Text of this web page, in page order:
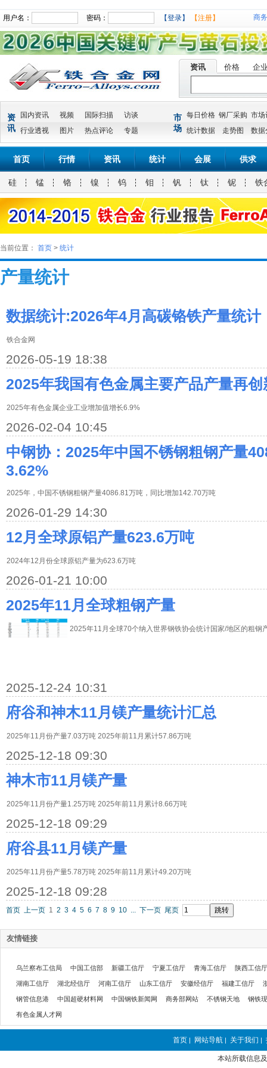
用户名： 密码： 【登录】 【注册】 商
资讯 价格 企
资
讯
国内资讯 视频 国际扫描
访谈
行业透视
图片 热点评论 专题
市
场
每日价格 钢厂采购 市场
统计数据
走势图 数据
首页 行情 资讯 统计 会展 供求
硅 锰 铬 镍 钨 钼 钒 钛 铌 铁
当前位置： 首页 > 统计
产量统计
数据统计:2026年4月高碳铬铁产量统计
铁合金网
2026-05-19 18:38
2025年我国有色金属主要产品产量再创
2025年有色金属企业工业增加值增长6.9%
2026-02-04 10:45
中钢协：2025年中国不锈钢粗钢产量
3.62%
2025年，中国不锈钢粗钢产量4086.81万吨，同比增加142.70万吨
2026-01-29 14:30
12月全球原铝产量623.6万吨
2024年12月份全球原铝产量为623.6万吨
2026-01-21 10:00
2025年11月全球粗钢产量
2025年11月全球70个纳入世界钢铁协会统计国家/地区的粗钢
2025-12-24 10:31
府谷和神木11月镁产量统计汇总
2025年11月份产量7.03万吨 2025年前11月累计57.86万吨
2025-12-18 09:30
神木市11月镁产量
2025年11月份产量1.25万吨 2025年前11月累计8.66万吨
2025-12-18 09:29
府谷县11月镁产量
2025年11月份产量5.78万吨 2025年前11月累计49.20万吨
2025-12-18 09:28
首页 上一页 1 2 3 4 5 6 7 8 9 10 ... 下一页 尾页
友情链接
乌兰察布工信局 中国工信部 新疆工信厅 宁夏工信厅 青海工信厅 陕西工信厅
湖南工信厅 湖北经信厅 河南工信厅 山东工信厅 安徽经信厅 福建工信厅
钢管信息港 中国超硬材料网 中国钢铁新闻网 商务部网站 不锈钢天地 钢铁
有色金属人才网
首页 | 网站导航 | 关于我们 |
本站所载信息